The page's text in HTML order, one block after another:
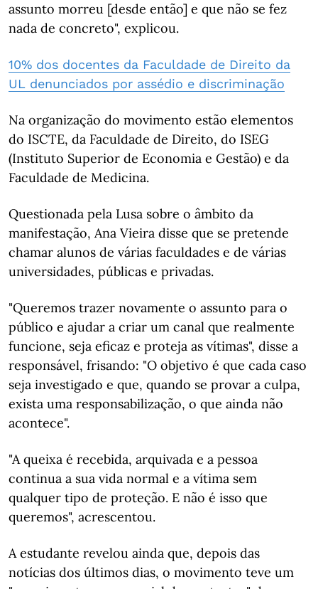
assunto morreu [desde então] e que não se fez
nada de concreto", explicou.
10% dos docentes da Faculdade de Direito da
UL denunciados por assédio e discriminação
Na organização do movimento estão elementos
do ISCTE, da Faculdade de Direito, do ISEG
(Instituto Superior de Economia e Gestão) e da
Faculdade de Medicina.
Questionada pela Lusa sobre o âmbito da
manifestação, Ana Vieira disse que se pretende
chamar alunos de várias faculdades e de várias
universidades, públicas e privadas.
"Queremos trazer novamente o assunto para o
público e ajudar a criar um canal que realmente
funcione, seja eficaz e proteja as vítimas", disse a
responsável, frisando: "O objetivo é que cada caso
seja investigado e que, quando se provar a culpa,
exista uma responsabilização, o que ainda não
acontece".
"A queixa é recebida, arquivada e a pessoa
continua a sua vida normal e a vítima sem
qualquer tipo de proteção. E não é isso que
queremos", acrescentou.
A estudante revelou ainda que, depois das
notícias dos últimos dias, o movimento teve um